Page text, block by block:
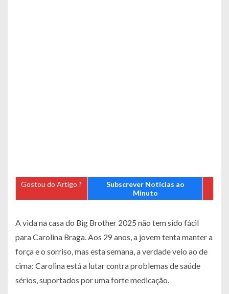
Gostou do Artigo ?
Subscrever Notícias ao
Minuto
A vida na casa do Big Brother 2025 não tem sido fácil
para Carolina Braga. Aos 29 anos, a jovem tenta manter a
força e o sorriso, mas esta semana, a verdade veio ao de
cima: Carolina está a lutar contra problemas de saúde
sérios, suportados por uma forte medicação.